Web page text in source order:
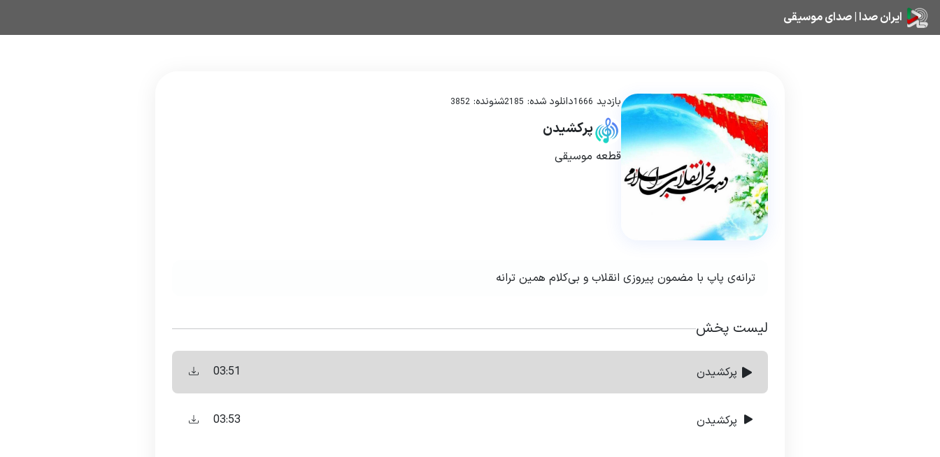
ایران صدا | صدای موسیقی
بازدید 1666دانلود شده: 2185شنونده: 3852
پرکشیدن
قطعه موسیقی
ترانه‌ی پاپ با مضمون پیروزی انقلاب و بی‌کلام همین ترانه
لیست پخش
پرکشیدن 03:51
پرکشیدن 03:53